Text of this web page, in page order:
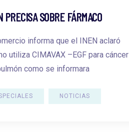
PRECISA SOBRE FÁRMACO
informa que el INEN aclaró
utiliza CIMAVAX –EGF para cáncer
como se informara
NOTICIAS